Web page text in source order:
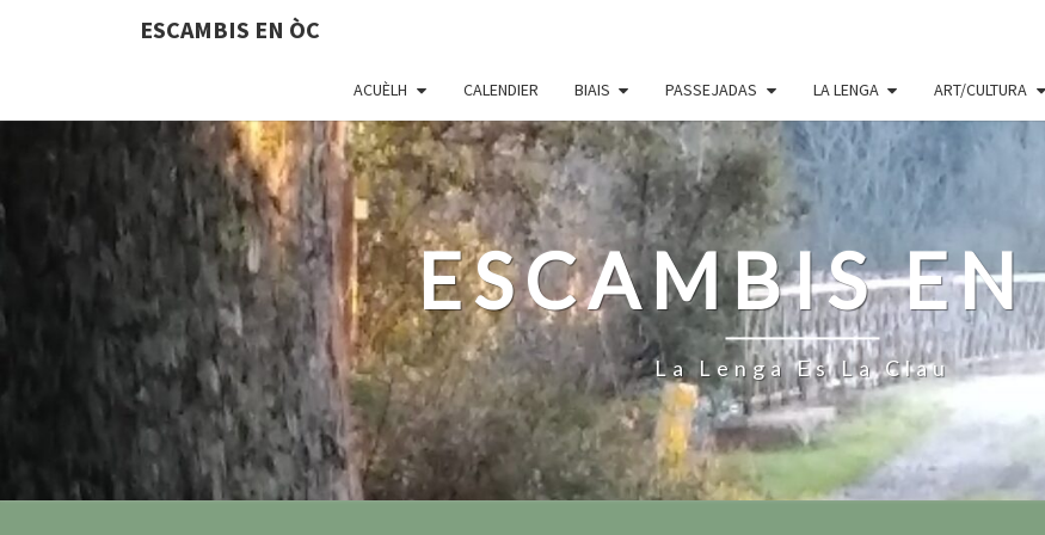
ESCAMBIS EN ÒC
ACUÈLH CALENDIER BIAIS PASSEJADAS LA LENGA ART/CULTURA
ESCAMBIS
La Lenga Es La Clau